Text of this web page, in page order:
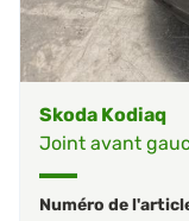
Skoda Kodiaq
Joint avant
Numéro de